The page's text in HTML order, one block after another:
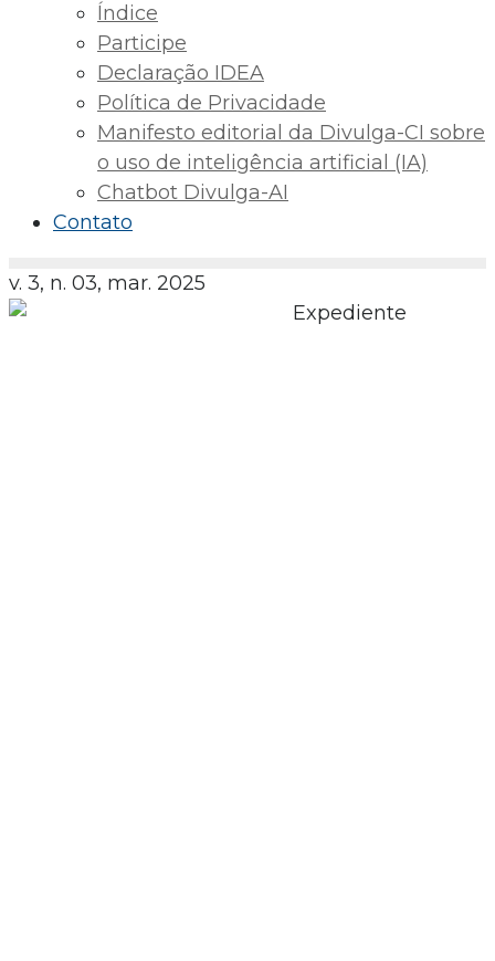
Índice
Participe
Declaração IDEA
Política de Privacidade
Manifesto editorial da Divulga-CI sobre
o uso de inteligência artificial (IA)
Chatbot Divulga-AI
Contato
v. 3, n. 03, mar. 2025